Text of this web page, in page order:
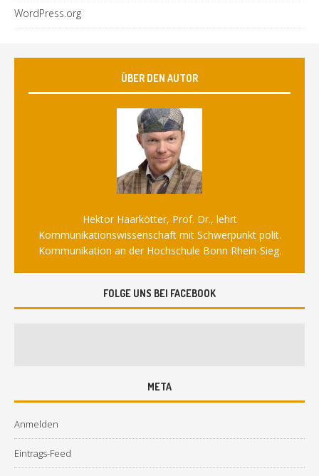
WordPress.org
ÜBER DEN AUTOR
Hektor Haarkötter, Prof. Dr., lehrt
Kommunikationswissenschaft mit Schwerpunkt polit.
Kommunikation an der Hochschule Bonn Rhein-Sieg.
FOLGE UNS BEI FACEBOOK
META
Anmelden
Eintrags-Feed